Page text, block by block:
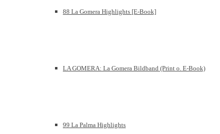
88 La Gomera Highlights [E-Book]
LA GOMERA: La Gomera Bildband (Print o. E-Book)
99 La Palma Highlights